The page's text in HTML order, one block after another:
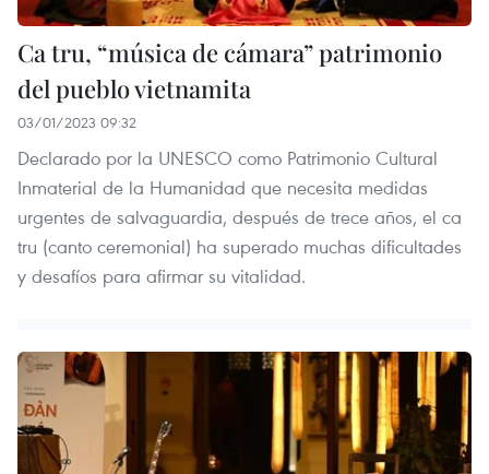
Ca tru, “música de cámara” patrimonio
del pueblo vietnamita
03/01/2023 09:32
Declarado por la UNESCO como Patrimonio Cultural
Inmaterial de la Humanidad que necesita medidas
urgentes de salvaguardia, después de trece años, el ca
tru (canto ceremonial) ha superado muchas dificultades
y desafíos para afirmar su vitalidad.